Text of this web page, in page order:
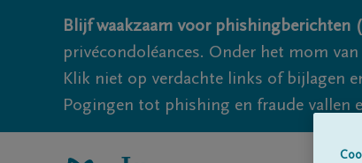
Blijf waakzaam voor
privécondoléances. Onder het mom
Klik niet op verdachte links of bijlagen
Pogingen tot phishing en fraude vallen